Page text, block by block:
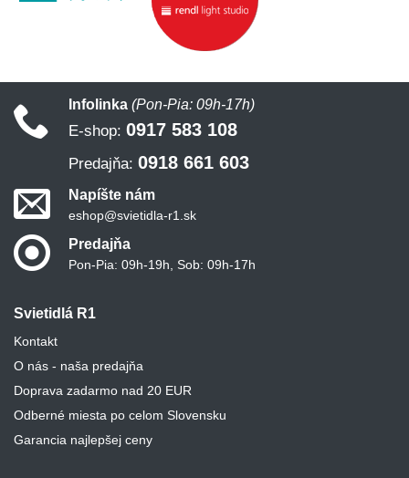
Svietidlá R1
Kontakt
O nás - naša predajňa
Doprava zadarmo nad 20 EUR
Odberné miesta po celom Slovensku
Garancia najlepšej ceny
Infolinka (Pon-Pia: 09h-17h)
E-shop: 0917 583 108
Predajňa: 0918 661 603
Napíšte nám
eshop@svietidla-r1.sk
Predajňa
Pon-Pia: 09h-19h, Sob: 09h-17h